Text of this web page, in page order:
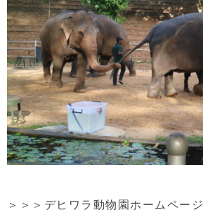
＞＞＞ デヒワラ動物園ホームページ